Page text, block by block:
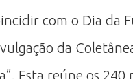
com o Dia da
da
Esta reúne os 240